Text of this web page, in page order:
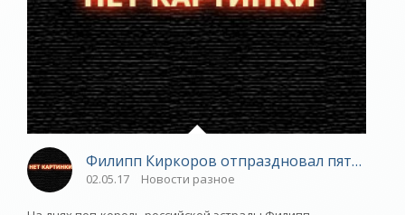
Филипп Киркоров отпраздновал
02.05.17 Новости разное